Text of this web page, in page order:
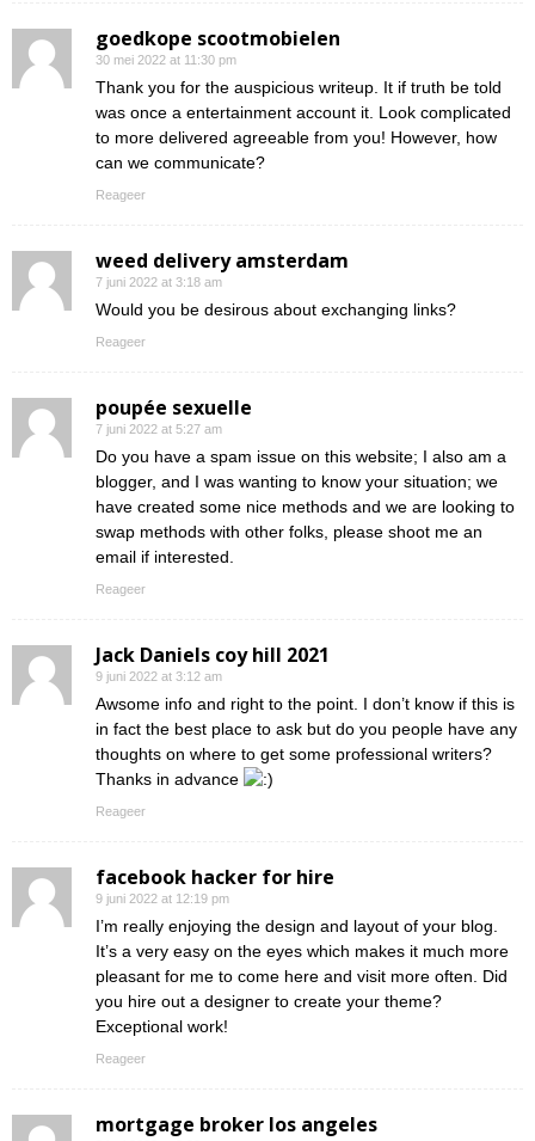
goedkope scootmobielen
30 mei 2022 at 11:30 pm
Thank you for the auspicious writeup. It if truth be told
was once a entertainment account it. Look complicated
to more delivered agreeable from you! However, how
can we communicate?
Reageer
weed delivery amsterdam
7 juni 2022 at 3:18 am
Would you be desirous about exchanging links?
Reageer
poupée sexuelle
7 juni 2022 at 5:27 am
Do you have a spam issue on this website; I also am a
blogger, and I was wanting to know your situation; we
have created some nice methods and we are looking to
swap methods with other folks, please shoot me an
email if interested.
Reageer
Jack Daniels coy hill 2021
9 juni 2022 at 3:12 am
Awsome info and right to the point. I don’t know if this is
in fact the best place to ask but do you people have any
thoughts on where to get some professional writers?
Thanks in advance
Reageer
facebook hacker for hire
9 juni 2022 at 12:19 pm
I’m really enjoying the design and layout of your blog.
It’s a very easy on the eyes which makes it much more
pleasant for me to come here and visit more often. Did
you hire out a designer to create your theme?
Exceptional work!
Reageer
mortgage broker los angeles